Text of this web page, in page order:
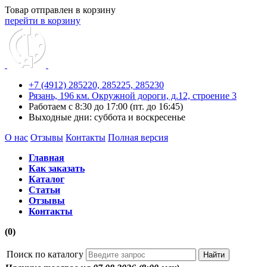
Товар отправлен в корзину
перейти в корзину
+7 (4912) 285220, 285225, 285230
Рязань, 196 км. Окружной дороги, д.12, строение 3
Работаем с 8:30 до 17:00 (пт. до 16:45)
Выходные дни: суббота и воскресенье
О нас Отзывы Контакты Полная версия
Главная
Как заказать
Каталог
Статьи
Отзывы
Контакты
(0)
Поиск по каталогу